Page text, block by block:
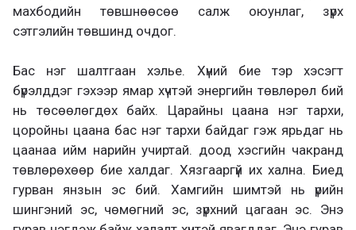
махбодийн төвшнөөсөө салж оюунлаг, зүрх
сэтгэлийн төвшинд очдог.
Бас нэг шалтгаан хэлье. Хүний бие тэр хэсэгт
бүрэлддэг гэхээр ямар хүчтэй энергийн төвлөрөл бий
нь төсөөлөгдөх байх. Царайны цаана нэг тархи,
цоройны цаана бас нэг тархи байдаг гэж ярьдаг нь
цаанаа ийм нарийн учиртай. доод хэсгийн чакранд
төвлөрөхөөр бие халдаг. Хязгааргүй их хална. Биед
гурван янзын эс бий. Хамгийн шимтэй нь үрийн
шингэний эс, чөмөгний эс, зүрхний цагаан эс. Энэ